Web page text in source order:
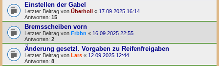
Einstellen der Gabel
Letzter Beitrag von Überholi « 17.09.2025 16:14
Antworten: 15
Bremsscheiben vorn
Letzter Beitrag von Frbbn « 16.09.2025 22:55
Antworten: 2
Änderung gesetzl. Vorgaben zu Reifenfreigaben
Letzter Beitrag von Lars « 12.09.2025 12:44
Antworten: 8